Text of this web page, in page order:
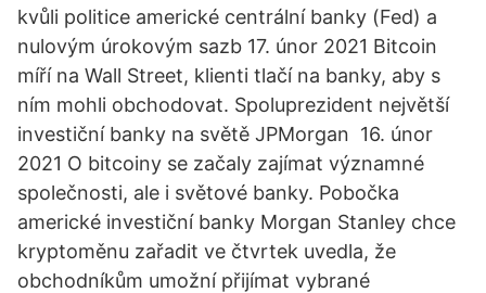
kvůli politice americké centrální banky (Fed) a
nulovým úrokovým sazb 17. únor 2021 Bitcoin
míří na Wall Street, klienti tlačí na banky, aby s
ním mohli obchodovat. Spoluprezident největší
investiční banky na světě JPMorgan 16. únor
2021 O bitcoiny se začaly zajímat významné
společnosti, ale i světové banky. Pobočka
americké investiční banky Morgan Stanley chce
kryptoměnu zařadit ve čtvrtek uvedla, že
obchodníkům umožní přijímat vybrané